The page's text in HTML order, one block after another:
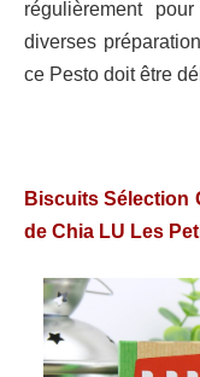
régulièrement
diverses
ce Pesto doit être
Biscuits Sélection
de Chia LU Les